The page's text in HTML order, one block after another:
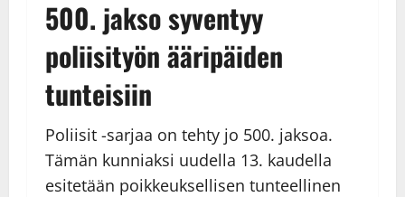
500. jakso syventyy
poliisityön ääripäiden
tunteisiin
Poliisit -sarjaa on tehty jo 500. jaksoa.
Tämän kunniaksi uudella 13. kaudella
esitetään poikkeuksellisen tunteellinen